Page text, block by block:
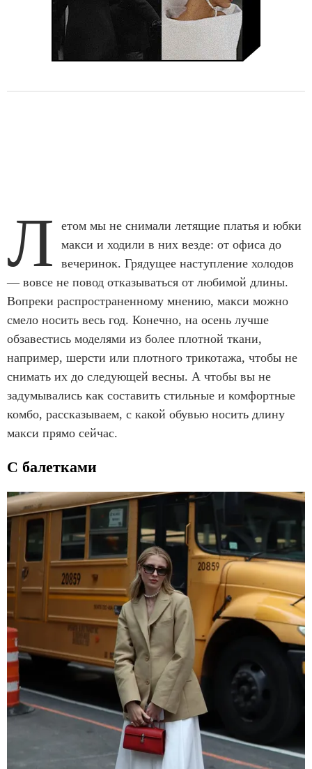
Л
етом мы не снимали летящие платья и юбки
макси и ходили в них везде: от офиса до
вечеринок. Грядущее наступление холодов
— вовсе не повод отказываться от любимой длины.
Вопреки распространенному мнению, макси можно
смело носить весь год. Конечно, на осень лучше
обзавестись моделями из более плотной ткани,
например, шерсти или плотного трикотажа, чтобы не
снимать их до следующей весны. А чтобы вы не
задумывались как составить стильные и комфортные
комбо, рассказываем, с какой обувью носить длину
макси прямо сейчас.
С балетками